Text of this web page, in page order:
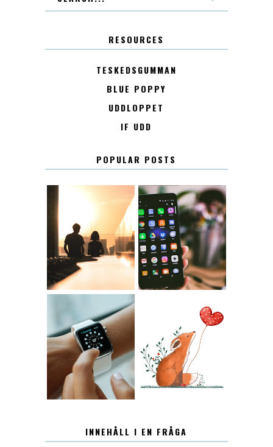
RESOURCES
TESKEDSGUMMAN
BLUE POPPY
UDDLOPPET
IF UDD
POPULAR POSTS
KONTAKT KONTAKTLISTA
12.30 LUGN
INNEHÅLL I EN FRÅGA